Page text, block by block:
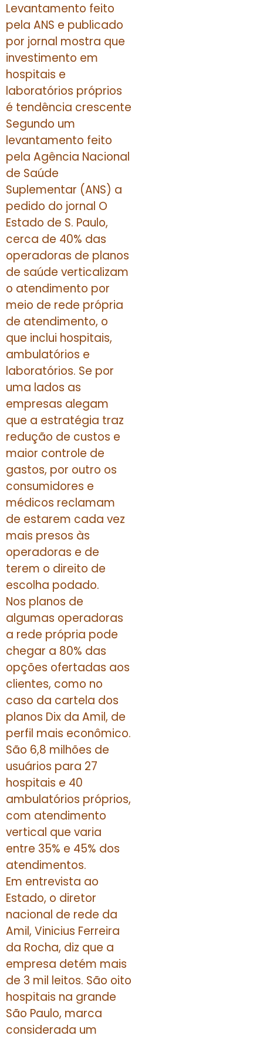
Levantamento feito
pela ANS e publicado
por jornal mostra que
investimento em
hospitais e
laboratórios próprios
é tendência crescente
Segundo um
levantamento feito
pela Agência Nacional
de Saúde
Suplementar (ANS) a
pedido do jornal O
Estado de S. Paulo,
cerca de 40% das
operadoras de planos
de saúde verticalizam
o atendimento por
meio de rede própria
de atendimento, o
que inclui hospitais,
ambulatórios e
laboratórios. Se por
uma lados as
empresas alegam
que a estratégia traz
redução de custos e
maior controle de
gastos, por outro os
consumidores e
médicos reclamam
de estarem cada vez
mais presos às
operadoras e de
terem o direito de
escolha podado.
Nos planos de
algumas operadoras
a rede própria pode
chegar a 80% das
opções ofertadas aos
clientes, como no
caso da cartela dos
planos Dix da Amil, de
perfil mais econômico.
São 6,8 milhões de
usuários para 27
hospitais e 40
ambulatórios próprios,
com atendimento
vertical que varia
entre 35% e 45% dos
atendimentos.
Em entrevista ao
Estado, o diretor
nacional de rede da
Amil, Vinicius Ferreira
da Rocha, diz que a
empresa detém mais
de 3 mil leitos. São oito
hospitais na grande
São Paulo, marca
considerada um